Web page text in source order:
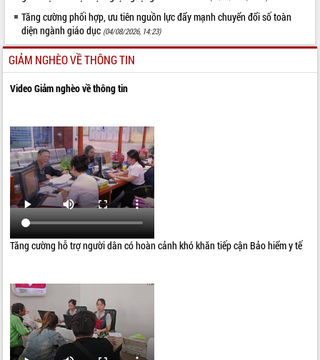
Tăng cường phối hợp, ưu tiên nguồn lực đẩy mạnh chuyển đổi số toàn
diện ngành giáo dục (04/08/2026, 14:23)
GIẢM NGHÈO VỀ THÔNG TIN
Video Giảm nghèo về thông tin
Tăng cường hỗ trợ người dân có hoàn cảnh khó khăn tiếp cận Bảo hiểm y tế